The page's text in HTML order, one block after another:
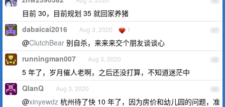
目前 30，目前规划 35 就回家养猪
47
dabaicai2016 Aug 3, 2020 1
@ClutchBear 别自杀，来来来交个朋友谈谈心
48
runningman007 Aug 3, 2020
5 年了，岁月催人老啊，之后还没打算，不知道迷茫中
49
QlanQ Aug 3, 2020
@xinyewdz 杭州待了快 10 年了，因为房价和幼儿园的问题，准